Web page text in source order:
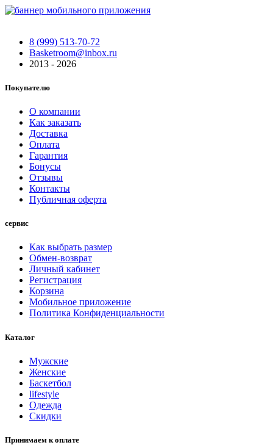
8 (999) 513-70-72
Basketroom@inbox.ru
2013 - 2026
Покупателю
О компании
Как заказать
Доставка
Оплата
Гарантия
Бонусы
Отзывы
Контакты
Публичная оферта
сервис
Как выбрать размер
Обмен-возврат
Личный кабинет
Регистрация
Корзина
Мобильное приложение
Политика Конфиденциальности
Каталог
Мужские
Женские
Баскетбол
lifestyle
Одежда
Скидки
Принимаем к оплате